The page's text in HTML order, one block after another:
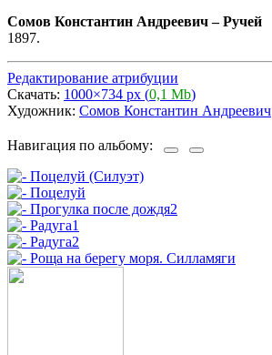
Сомов Константин Андреевич–Ручей
1897.
Редактирование атрибуции
Скачать: 1000×734 px (0,1 Mb)
Художник: Сомов Константин Андреевич
Навигация по альбому: